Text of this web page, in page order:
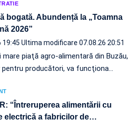
bogată. Abundență la „Toamna
2026”
19:45 Ultima modificare 07.08.26 20:51
mare piaţă agro-alimentară din Buzău,
pentru producători, va funcţiona…
“Întreruperea alimentării cu
electrică a fabricilor de…